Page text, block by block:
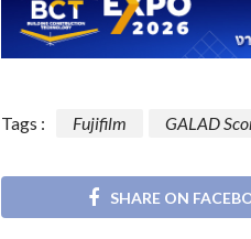
Tags : Fujifilm GALAD
SHARE ON